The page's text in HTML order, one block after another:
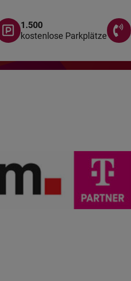
1.500
kostenlose Parkplätze